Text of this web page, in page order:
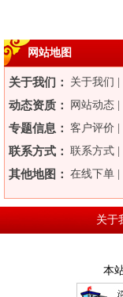
网站地图
关于我们： 关于我们
动态资质： 网站动态
专题信息： 客户评价
联系方式： 联系方式
其他地图： 在线下单
关于
本